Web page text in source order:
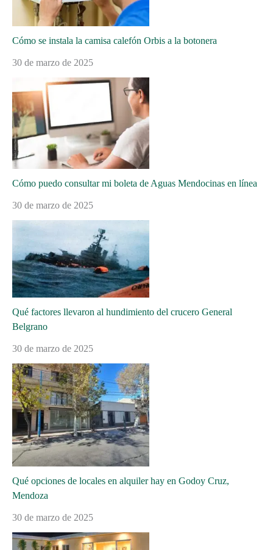
Cómo se instala la camisa calefón Orbis a la botonera
30 de marzo de 2025
Cómo puedo consultar mi boleta de Aguas Mendocinas en línea
30 de marzo de 2025
Qué factores llevaron al hundimiento del crucero General
Belgrano
30 de marzo de 2025
Qué opciones de locales en alquiler hay en Godoy Cruz,
Mendoza
30 de marzo de 2025